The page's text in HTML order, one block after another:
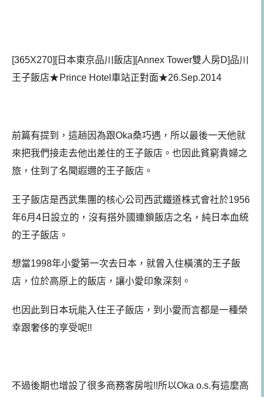
[365X270][日本東京品川飯店][Annex Tower雙人房D]品川
王子飯店★ Prince Hotel車站正對面★26.Sep.2014
前篇有提到，這趟因為跟Oka桑巧遇，所以最後一天他就
來把我們接走去他出差住的王子飯店。也因此貧窮貴婦之
旅，住到了名聞遐邇的王子飯店。
王子飯店是西武集團的核心公司西武鐵道株式會社於1956
年6月4日設立的，沒有搭外國連鎖飯店之名，純日本血統
的王子飯店。
想當1998年小愛第一次去日本，就曾入住橫濱的王子飯
店，位於高原上的飯店，讓小愛印象深刻。
也因此到日本玩能入住王子飯店，到小愛而言都是一種榮
幸跟奢侈的享受呢!!
不過後期也增設了很多商務客房啦!!所以Oka o.s.有這麼高